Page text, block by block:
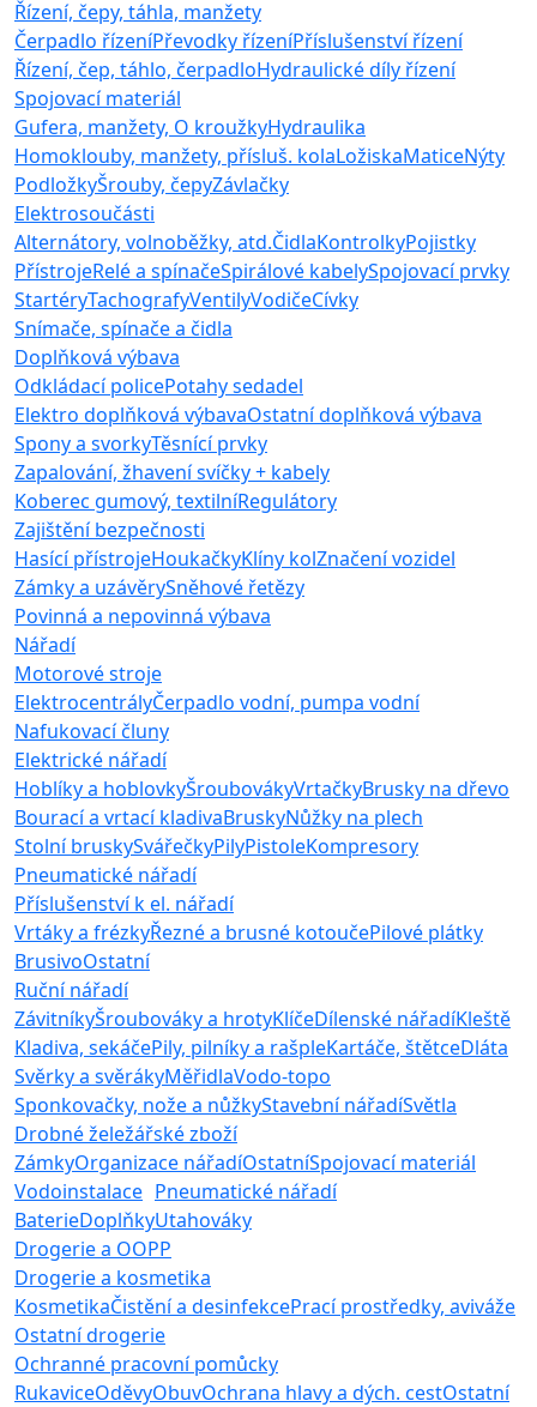
Řízení, čepy, táhla, manžety
Čerpadlo řízeníPřevodky řízeníPříslušenství řízení
Řízení, čep, táhlo, čerpadloHydraulické díly řízení
Spojovací materiál
Gufera, manžety, O kroužkyHydraulika
Homoklouby, manžety, přísluš. kolaLožiskaMaticeNýty
PodložkyŠrouby, čepyZávlačky
Elektrosoučásti
Alternátory, volnoběžky, atd.ČidlaKontrolkyPojistky
PřístrojeRelé a spínačeSpirálové kabelySpojovací prvky
StartéryTachografyVentilyVodičeCívky
Snímače, spínače a čidla
Doplňková výbava
Odkládací policePotahy sedadel
Elektro doplňková výbavaOstatní doplňková výbava
Spony a svorkyTěsnící prvky
Zapalování, žhavení svíčky + kabely
Koberec gumový, textilníRegulátory
Zajištění bezpečnosti
Hasící přístrojeHoukačkyKlíny kolZnačení vozidel
Zámky a uzávěrySněhové řetězy
Povinná a nepovinná výbava
Nářadí
Motorové stroje
ElektrocentrályČerpadlo vodní, pumpa vodní
Nafukovací čluny
Elektrické nářadí
Hoblíky a hoblovkyŠroubovákyVrtačkyBrusky na dřevo
Bourací a vrtací kladivaBruskyNůžky na plech
Stolní bruskySvářečkyPilyPistoleKompresory
Pneumatické nářadí
Příslušenství k el. nářadí
Vrtáky a frézkyŘezné a brusné kotoučePilové plátky
BrusivoOstatní
Ruční nářadí
ZávitníkyŠroubováky a hrotyKlíčeDílenské nářadíKleště
Kladiva, sekáčePily, pilníky a rašpleKartáče, štětceDláta
Svěrky a svěrákyMěřidlaVodo-topo
Sponkovačky, nože a nůžkyStavební nářadíSvětla
Drobné želežářské zboží
ZámkyOrganizace nářadíOstatníSpojovací materiál
Vodoinstalace
BaterieDoplňky
Pneumatické nářadí
Utahováky
Drogerie a OOPP
Drogerie a kosmetika
KosmetikaČistění a desinfekcePrací prostředky, aviváže
Ostatní drogerie
Ochranné pracovní pomůcky
RukaviceOděvyObuvOchrana hlavy a dých. cestOstatní